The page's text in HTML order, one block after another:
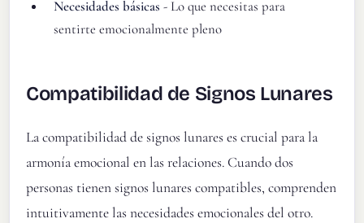
Necesidades básicas - Lo que necesitas para
sentirte emocionalmente pleno
Compatibilidad de Signos Lunares
La compatibilidad de signos lunares es crucial para la
armonía emocional en las relaciones. Cuando dos
personas tienen signos lunares compatibles, comprenden
intuitivamente las necesidades emocionales del otro.